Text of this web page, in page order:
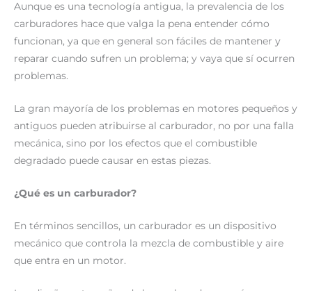
Aunque es una tecnología antigua, la prevalencia de los
carburadores hace que valga la pena entender cómo
funcionan, ya que en general son fáciles de mantener y
reparar cuando sufren un problema; y vaya que sí ocurren
problemas.
La gran mayoría de los problemas en motores pequeños y
antiguos pueden atribuirse al carburador, no por una falla
mecánica, sino por los efectos que el combustible
degradado puede causar en estas piezas.
¿Qué es un carburador?
En términos sencillos, un carburador es un dispositivo
mecánico que controla la mezcla de combustible y aire
que entra en un motor.